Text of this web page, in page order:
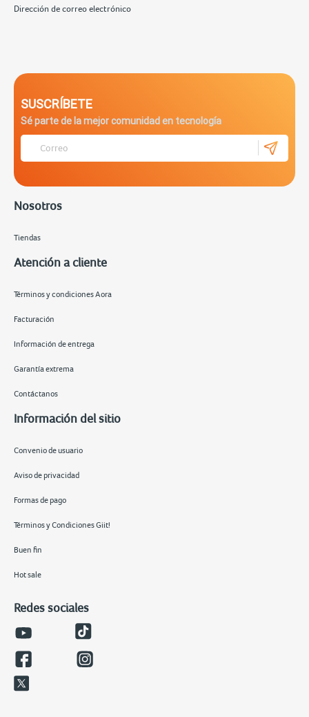
Dirección de correo electrónico
SUSCRÍBETE
Sé parte de la mejor comunidad en tecnología
Nosotros
Tiendas
Atención a cliente
Términos y condiciones Aora
Facturación
Información de entrega
Garantía extrema
Contáctanos
Información del sitio
Convenio de usuario
Aviso de privacidad
Formas de pago
Términos y Condiciones Giit!
Buen fin
Hot sale
Redes sociales